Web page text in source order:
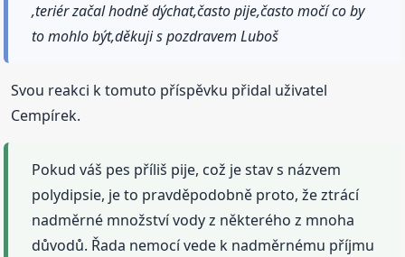
,teriér začal hodně dýchat,často pije,často močí co by
to mohlo být,děkuji s pozdravem Luboš
Svou reakci k tomuto příspěvku přidal uživatel
Cempírek.
Pokud váš pes příliš pije, což je stav s názvem
polydipsie, je to pravděpodobně proto, že ztrácí
nadměrné množství vody z některého z mnoha
důvodů. Řada nemocí vede k nadměrnému příjmu